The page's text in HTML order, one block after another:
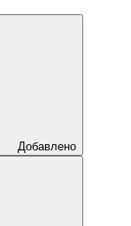
Добавлено